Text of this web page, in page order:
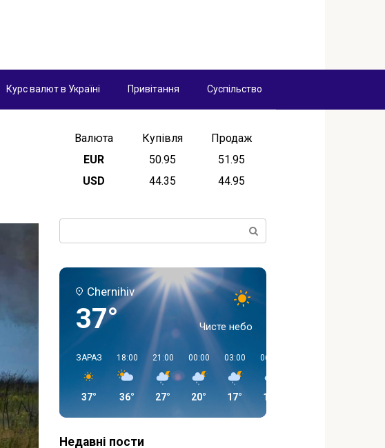
Курс валют в Україні Привітання Суспільство
Валюта Купівля
Продаж
EUR
50.95
51.95
USD
44.35 44.95
Chernihiv
37° Чисте небо
ЗАРАЗ
37°
18:00
36°
21:00
27°
00:00
20°
03:00
17°
06:00
15°
Недавні пости